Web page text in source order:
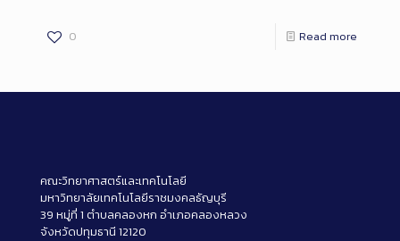
0 Read more
คณะวิทยาศาสตร์และเทคโนโลยี
มหาวิทยาลัยเทคโนโลยีราชมงคลธัญบุรี
39 หมู่ที่ 1 ตำบลคลองหก อำเภอคลองหลวง
จังหวัดปทุมธานี 12120